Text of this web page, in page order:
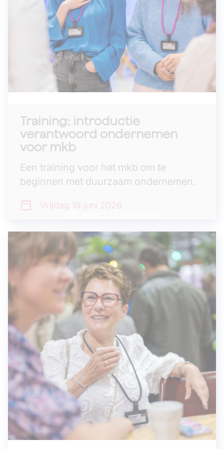
Dit event is geweest
Training: introductie
verantwoord ondernemen
voor mkb
Een training voor het mkb om te
beginnen met duurzaam ondernemen.
Vrijdag 19 juni 2026